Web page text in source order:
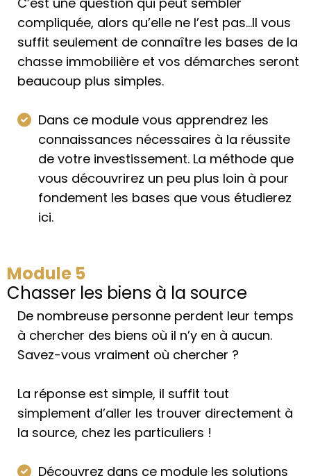
compliquée, alors qu’elle ne l’est pas…Il vous
suffit seulement de connaître les bases de la
chasse immobilière et vos démarches seront
beaucoup plus simples.
Dans ce module vous apprendrez les
connaissances nécessaires à la réussite
de votre investissement. La méthode que
vous découvrirez un peu plus loin à pour
fondement les bases que vous étudierez
ici.
Module 5
Chasser les biens à la source
De nombreuse personne perdent leur temps
à chercher des biens où il n’y en à aucun.
Savez-vous vraiment où chercher ?
La réponse est simple, il suffit tout
simplement d’aller les trouver directement à
la source, chez les particuliers !
Découvrez dans ce module les solutions